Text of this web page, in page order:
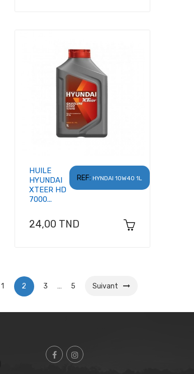
REF: HYNDAI 10W40 1L
HUILE
HYUNDAI
XTEER HD
7000...
Prix
24,00 TND
1 2 3 … 5 Suivant